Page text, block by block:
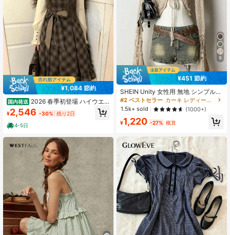
¥1,084 節約
国内発送 2026 春季初登場 ハイウエ
スト細見え チェック柄 セット風 ス
クールガール風 レトロ 韓国風 レデ
ィースワンピース 春秋用
¥2,546 -30% 残り2日
4-5日
9
¥451 節約
SHEIN Unity 女性用 無地 シンプル
デイリー 長袖 中空 カーディガン
#2 ベストセラー
カーキ レディース軽量カーディガン
1.5k+ sold
(1000+)
¥1,220 -27% 概算